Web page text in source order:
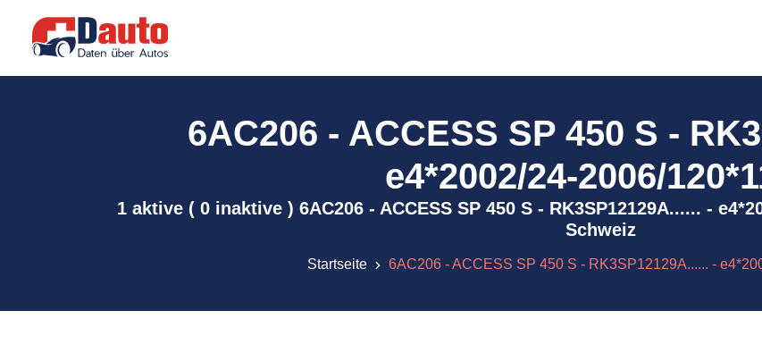
6AC206 - ACCESS SP 450 S -
e4*2002/24-2006/
1 aktive ( 0 inaktive ) 6AC206 - ACCESS SP 450 S - RK3SP12129A...... -
Schweiz
Startseite 6AC206 - ACCESS SP 450 S - RK3SP12129A...... -